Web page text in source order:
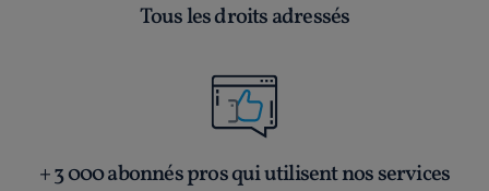
Tous les droits adressés
+ 3 000 abonnés pros qui utilisent nos services